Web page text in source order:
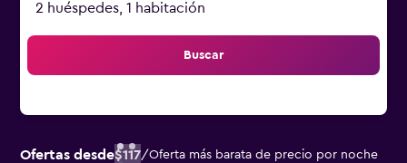
2 huéspedes, 1 habitación
Buscar
Ofertas desde$117/Oferta más barata de precio por noche